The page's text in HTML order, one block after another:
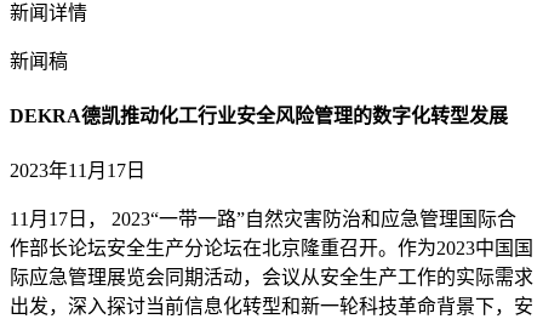
新闻详情
新闻稿
DEKRA德凯推动化工行业安全风险管理的数字化转型发展
2023年11月17日
11月17日， 2023“一带一路”自然灾害防治和应急管理国际合
作部长论坛安全生产分论坛在北京隆重召开。作为2023中国国
际应急管理展览会同期活动，会议从安全生产工作的实际需求
出发，深入探讨当前信息化转型和新一轮科技革命背景下，安